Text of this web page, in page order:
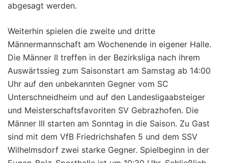
abgesagt werden.
Weiterhin spielen die zweite und dritte
Männermannschaft am Wochenende in eigener Halle.
Die Männer II treffen in der Bezirksliga nach ihrem
Auswärtssieg zum Saisonstart am Samstag ab 14:00
Uhr auf den unbekannten Gegner vom SC
Unterschneidheim und auf den Landesligaabsteiger
und Meisterschaftsfavoriten SV Gebrazhofen. Die
Männer III starten am Sonntag in die Saison. Zu Gast
sind mit dem VfB Friedrichshafen 5 und dem SSV
Wilhelmsdorf zwei starke Gegner. Spielbeginn in der